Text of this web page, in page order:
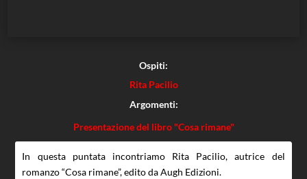
Ospiti:
Rita Pacilio
Argomenti:
Presentazione del libro "Cosa rimane"
In questa puntata incontriamo Rita Pacilio, autrice del
romanzo “Cosa rimane”, edito da Augh Edizioni.